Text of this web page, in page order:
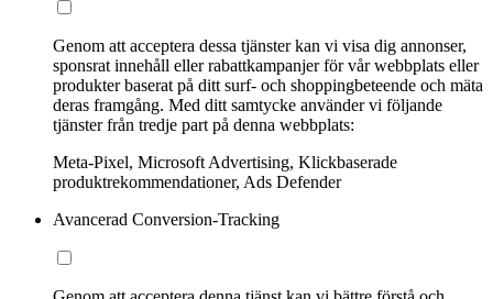
Genom att acceptera dessa tjänster kan vi visa dig annonser,
sponsrat innehåll eller rabattkampanjer för vår webbplats eller
produkter baserat på ditt surf- och shoppingbeteende och mäta
deras framgång. Med ditt samtycke använder vi följande
tjänster från tredje part på denna webbplats:
Meta-Pixel, Microsoft Advertising, Klickbaserade
produktrekommendationer, Ads Defender
Avancerad Conversion-Tracking